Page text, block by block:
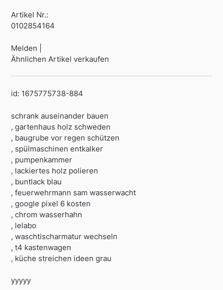
Artikel Nr.:
0102854164
Melden |
Ähnlichen Artikel verkaufen
id: 1675775738-884
schrank auseinander bauen
, gartenhaus holz schweden
, baugrube vor regen schützen
, spülmaschinen entkalker
, pumpenkammer
, lackiertes holz polieren
, buntlack blau
, feuerwehrmann sam wasserwacht
, google pixel 6 kosten
, chrom wasserhahn
, lelabo
, waschtischarmatur wechseln
, t4 kastenwagen
, küche streichen ideen grau
yyyyy